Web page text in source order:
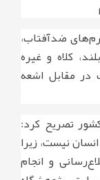
ضدآفتاب،
کلاه و غیره
در مقابل اشعه
تصریح کرد:
نیست، زیرا
و انجام